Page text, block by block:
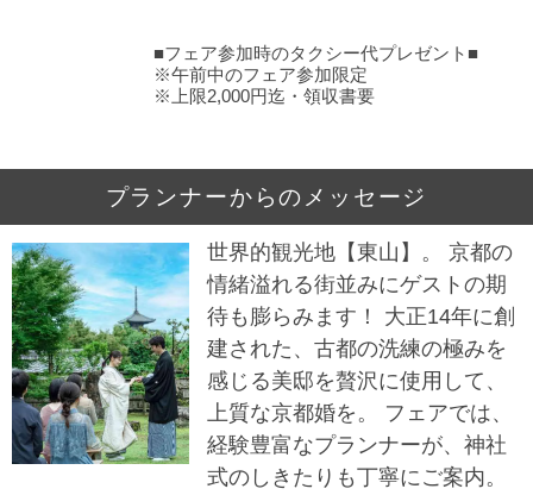
■フェア参加時のタクシー代プレゼント■
※午前中のフェア参加限定
※上限2,000円迄・領収書要
プランナーからのメッセージ
世界的観光地【東山】。 京都の
情緒溢れる街並みにゲストの期
待も膨らみます！ 大正14年に創
建された、古都の洗練の極みを
感じる美邸を贅沢に使用して、
上質な京都婚を。 フェアでは、
経験豊富なプランナーが、神社
式のしきたりも丁寧にご案内。